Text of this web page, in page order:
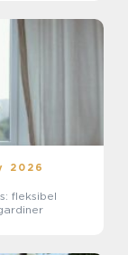
2026
fleksibel